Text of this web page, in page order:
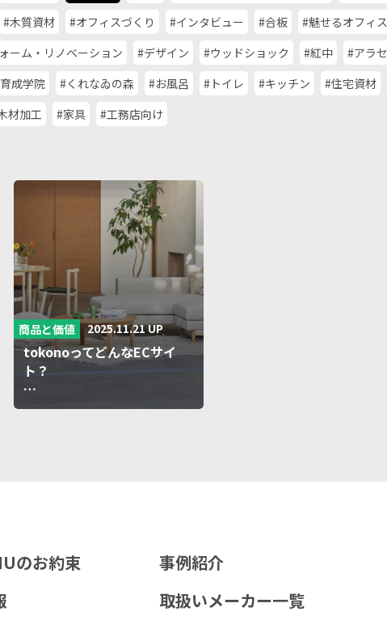
#木質資材 #オフィスづくり #インタビュー #合板 #魅せるオフィス
ーム・リノベーション #デザイン #ウッドショック #紅中 #アラセ
成学院
#くれなゐの森 #お風呂 #トイレ #キッチン #住宅資材
材加工 #家具 #工務店向け
商品と価値 2025.11.21 UP
tokonoってどんなECサイ
ト？
…
のお約束
事例紹介
取扱いメーカー一覧